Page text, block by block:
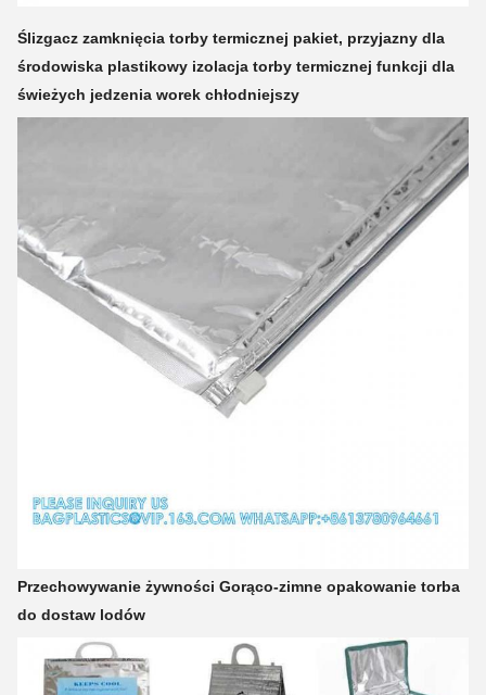
Ślizgacz zamknięcia torby termicznej pakiet, przyjazny dla
środowiska plastikowy izolacja torby termicznej funkcji dla
świeżych jedzenia worek chłodniejszy
Przechowywanie żywności Gorąco-zimne opakowanie torba
do dostaw lodów